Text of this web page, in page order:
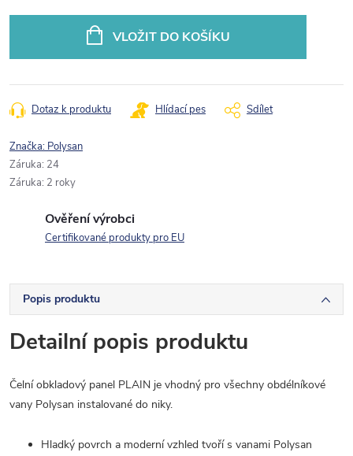
VLOŽIT DO KOŠÍKU
Dotaz k produktu Hlídací pes Sdílet
Značka: Polysan
Záruka: 24
Záruka: 2 roky
Ověření výrobci
Certifikované produkty pro EU
Popis produktu
Detailní popis produktu
Čelní obkladový panel PLAIN je vhodný pro všechny obdélníkové
vany Polysan instalované do niky.
Hladký povrch a moderní vzhled tvoří s vanami Polysan